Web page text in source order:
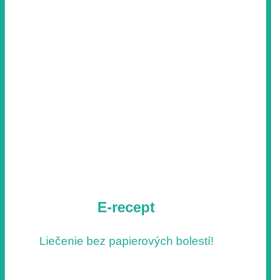
E-recept
Liečenie bez papierových bolestí!